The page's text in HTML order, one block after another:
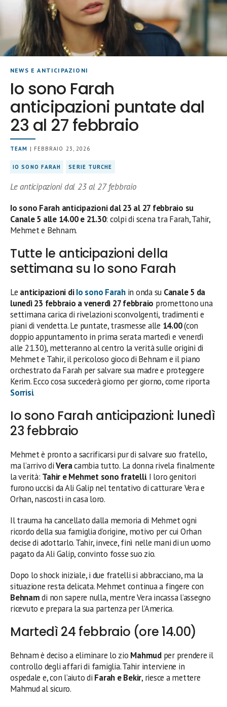
NEWS E ANTICIPAZIONI
Io sono Farah
anticipazioni puntate dal
23 al 27 febbraio
TEAM | FEBBRAIO 23, 2026
IO SONO FARAH SERIE TURCHE
Le anticipazioni dal 23 al 27 febbraio
Io sono Farah anticipazioni dal 23 al 27 febbraio su
Canale 5 alle 14.00 e 21.30: colpi di scena tra Farah, Tahir,
Mehmet e Behnam.
Tutte le anticipazioni della
settimana su Io sono Farah
Le anticipazioni diIo sono Farahin onda su Canale 5 da
lunedì 23 febbraio a venerdì 27 febbraio promettono una
settimana carica di rivelazioni sconvolgenti, tradimenti e
piani di vendetta. Le puntate, trasmesse alle 14.00(con
doppio appuntamento in prima serata martedì e venerdì
alle 21.30), metteranno al centro la verità sulle origini di
Mehmet e Tahir, il pericoloso gioco di Behnam e il piano
orchestrato da Farah per salvare sua madre e proteggere
Kerim. Ecco cosa succederà giorno per giorno, come riporta
Sorrisi.
Io sono Farah anticipazioni: lunedì
23 febbraio
Mehmet è pronto a sacrificarsi pur di salvare suo fratello,
ma l’arrivo diVeracambia tutto. La donna rivela finalmente
la verità: Tahir e Mehmet sono fratelli. I loro genitori
furono uccisi da Ali Galip nel tentativo di catturare Vera e
Orhan, nascosti in casa loro.
Il trauma ha cancellato dalla memoria di Mehmet ogni
ricordo della sua famiglia d’origine, motivo per cui Orhan
decise di adottarlo. Tahir, invece, finì nelle mani di un uomo
pagato da Ali Galip, convinto fosse suo zio.
Dopo lo shock iniziale, i due fratelli si abbracciano, ma la
situazione resta delicata. Mehmet continua a fingere con
Behnamdi non sapere nulla, mentre Vera incassa l’assegno
ricevuto e prepara la sua partenza per l’America.
Martedì 24 febbraio (ore 14.00)
Behnam è deciso a eliminare lo zio Mahmudper prendere il
controllo degli affari di famiglia. Tahir interviene in
ospedale e, con l’aiuto di Farah e Bekir, riesce a mettere
Mahmud al sicuro.